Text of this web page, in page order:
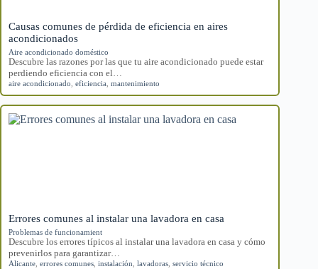
Causas comunes de pérdida de eficiencia en aires
acondicionados
Aire acondicionado doméstico
Descubre las razones por las que tu aire acondicionado puede estar
perdiendo eficiencia con el…
aire acondicionado eficiencia mantenimiento
Errores comunes al instalar una lavadora en casa
Problemas de funcionamient
Descubre los errores típicos al instalar una lavadora en casa y cómo
prevenirlos para garantizar…
Alicante errores comunes instalación lavadoras servicio técnico